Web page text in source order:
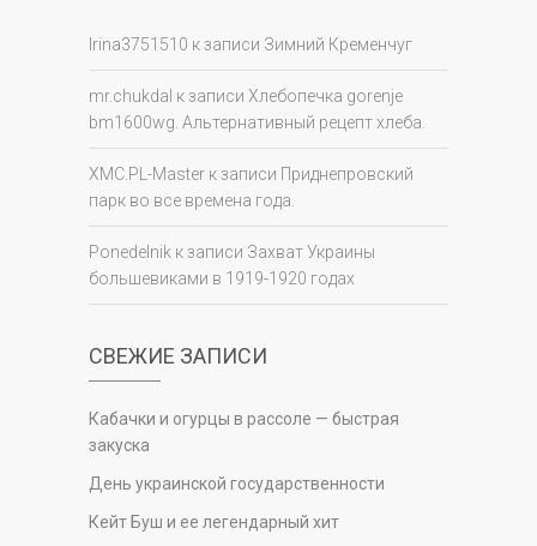
Irina3751510 к записи Зимний Кременчуг
mr.chukdal к записи Хлебопечка gorenje
bm1600wg. Альтернативный рецепт хлеба.
XMC.PL-Master к записи Приднепровский
парк во все времена года.
Ponedelnik к записи Захват Украины
большевиками в 1919-1920 годах
СВЕЖИЕ ЗАПИСИ
Кабачки и огурцы в рассоле — быстрая
закуска
День украинской государственности
Кейт Буш и ее легендарный хит